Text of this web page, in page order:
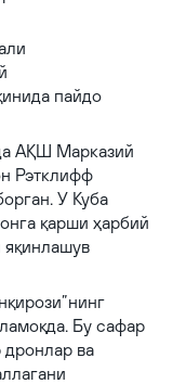
пайдо
АҚШ Марказий
Рэтклифф
У Куба
қарши ҳарбий
яқинлашув
Бу сафар
дронлар ва